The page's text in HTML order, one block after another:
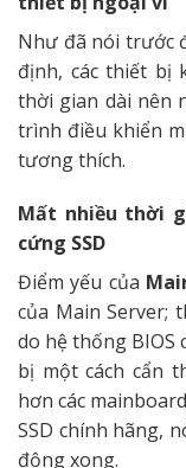
Như đã nói trước
định, các thiết bị
thời gian dài nên
trình điều khiển
tương thích.
Mất nhiều thời
cứng SSD
Điểm yếu của
của Main Server;
do hệ thống BIOS
bị một cách cẩn
hơn các
SSD chính hãng,
động xong.